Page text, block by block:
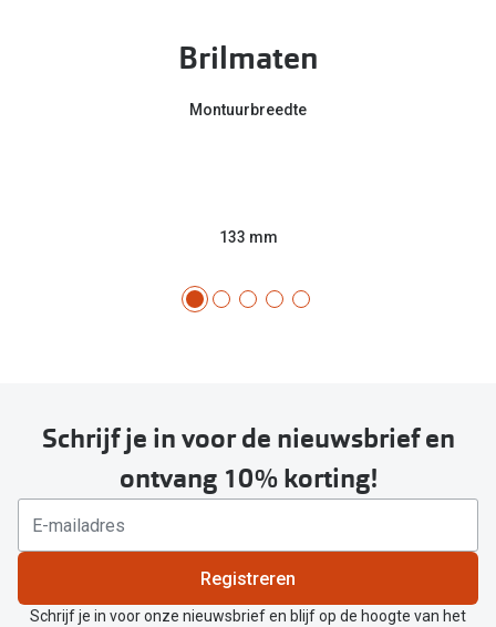
Brilmaten
Montuurbreedte
133 mm
Schrijf je in voor de nieuwsbrief en
ontvang 10% korting!
Registreren
Schrijf je in voor onze nieuwsbrief en blijf op de hoogte van het